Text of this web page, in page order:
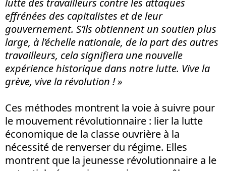
lutte des travailleurs contre les attaques
effrénées des capitalistes et de leur
gouvernement. S’ils obtiennent un soutien plus
large, à l’échelle nationale, de la part des autres
travailleurs, cela signifiera une nouvelle
expérience historique dans notre lutte. Vive la
grève, vive la révolution ! »
Ces méthodes montrent la voie à suivre pour
le mouvement révolutionnaire : lier la lutte
économique de la classe ouvrière à la
nécessité de renverser du régime. Elles
montrent que la jeunesse révolutionnaire a le